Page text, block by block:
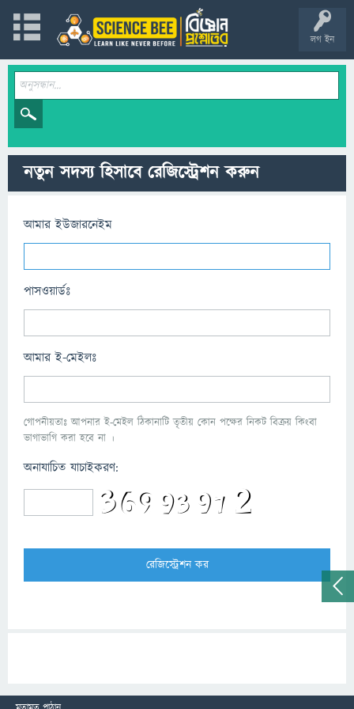
লগ ইন
নতুন সদস্য হিসাবে রেজিস্ট্রেশন করুন
আমার ইউজারনেইম
পাসওয়ার্ডঃ
আমার ই-মেইলঃ
গোপনীয়তাঃ আপনার ই-মেইল ঠিকানাটি তৃতীয় কোন পক্ষের নিকট বিক্রয় কিংবা
ভাগাভাগি করা হবে না ।
অনাযাচিত যাচাইকরণ: